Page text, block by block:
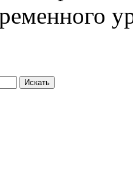
Искать